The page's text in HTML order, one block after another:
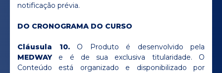
notificação prévia.
DO CRONOGRAMA DO CURSO
Cláusula 10. O Produto é desenvolvido pela
MEDWAY e é de sua exclusiva titularidade. O
Conteúdo está organizado e disponibilizado por